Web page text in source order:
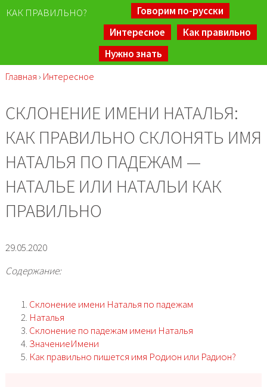
КАК ПРАВИЛЬНО?
Говорим по-русски
Интересное
Как правильно
Нужно знать
Главная › Интересное
СКЛОНЕНИЕ ИМЕНИ НАТАЛЬЯ:
КАК ПРАВИЛЬНО СКЛОНЯТЬ ИМЯ
НАТАЛЬЯ ПО ПАДЕЖАМ —
НАТАЛЬЕ ИЛИ НАТАЛЬИ КАК
ПРАВИЛЬНО
29.05.2020
Содержание:
Склонение имени Наталья по падежам
Наталья
Склонение по падежам имени Наталья
ЗначениеИмени
Как правильно пишется имя Родион или Радион?